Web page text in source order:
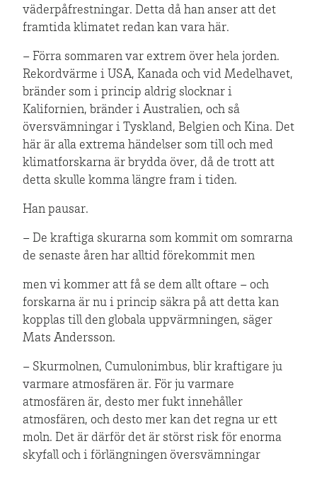
väderpåfrestningar. Detta då han anser att det
framtida klimatet redan kan vara här.
– Förra sommaren var extrem över hela jorden.
Rekordvärme i USA, Kanada och vid Medelhavet,
bränder som i princip aldrig slocknar i
Kalifornien, bränder i Australien, och så
översvämningar i Tyskland, Belgien och Kina. Det
här är alla extrema händelser som till och med
klimatforskarna är brydda över, då de trott att
detta skulle komma längre fram i tiden.
Han pausar.
– De kraftiga skurarna som kommit om somrarna
de senaste åren har alltid förekommit men
men vi kommer att få se dem allt oftare – och
forskarna är nu i princip säkra på att detta kan
kopplas till den globala uppvärmningen, säger
Mats Andersson.
– Skurmolnen, Cumulonimbus, blir kraftigare ju
varmare atmosfären är. För ju varmare
atmosfären är, desto mer fukt innehåller
atmosfären, och desto mer kan det regna ur ett
moln. Det är därför det är störst risk för enorma
skyfall och i förlängningen översvämningar